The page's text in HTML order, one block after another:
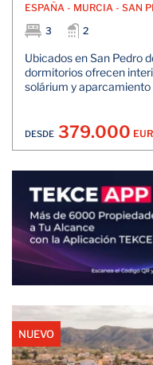
ESPAÑA - MURCIA - SAN
3
2
Ubicados en San Pedro
dormitorios ofrecen
solárium y
DESDE 379.000 EUR
NUEVO